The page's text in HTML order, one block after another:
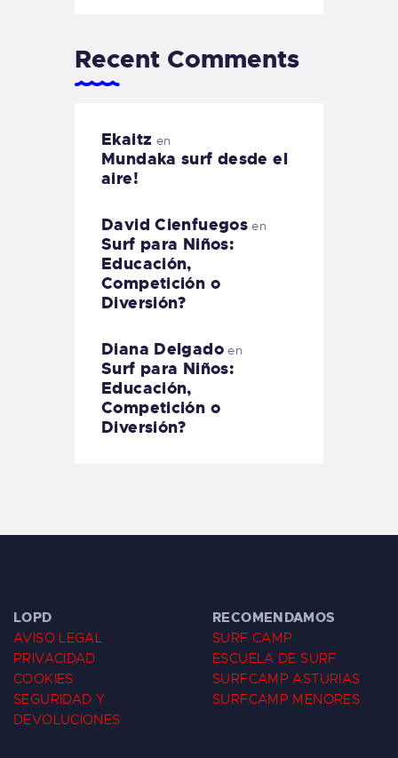
Recent Comments
Ekaitz en
Mundaka surf desde el
aire!
David Cienfuegos en
Surf para Niños:
Educación,
Competición o
Diversión?
Diana Delgadoen
Surf para Niños:
Educación,
Competición o
Diversión?
LOPD
AVISO LEGAL
PRIVACIDAD
COOKIES
SEGURIDAD Y
DEVOLUCIONES
RECOMENDAMOS
SURF CAMP
ESCUELA DE SURF
SURFCAMP ASTURIAS
SURFCAMP MENORES